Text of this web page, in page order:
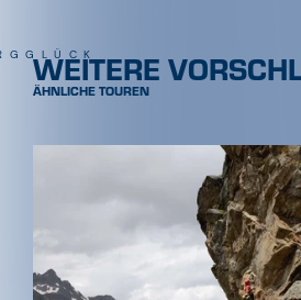
WEITERE
ÄHNLICHE TOUREN